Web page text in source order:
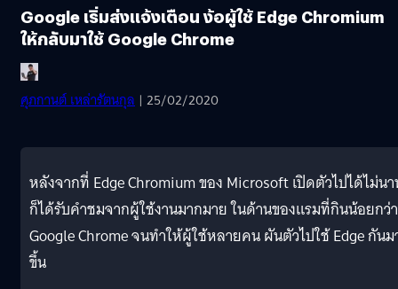
Google เริ่มส่งแจ้งเตือน ง้อผู้ใช้ Edge Chromium
ให้กลับมาใช้ Google Chrome
ศุภกานต์ เหล่ารัตนกุล | 25/02/2020
หลังจากที่ Edge Chromium ของ Microsoft เปิดตัวไปได้ไม่น
ก็ได้รับคำชมจากผู้ใช้งานมากมาย ในด้านของแรมที่กินน้อยกว่า
Google Chrome จนทำให้ผู้ใช้หลายคน ผันตัวไปใช้ Edge กัน
ขึ้น